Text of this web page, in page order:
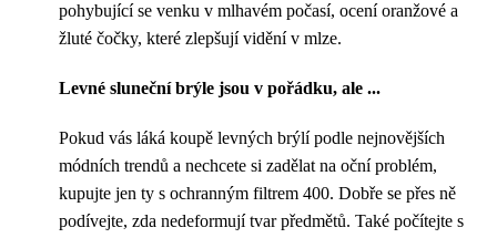
pohybující se venku v mlhavém počasí, ocení oranžové a
žluté čočky, které zlepšují vidění v mlze.
Levné sluneční brýle jsou v pořádku, ale ...
Pokud vás láká koupě levných brýlí podle nejnovějších
módních trendů a nechcete si zadělat na oční problém,
kupujte jen ty s ochranným filtrem 400. Dobře se přes ně
podívejte, zda nedeformují tvar předmětů. Také počítejte s